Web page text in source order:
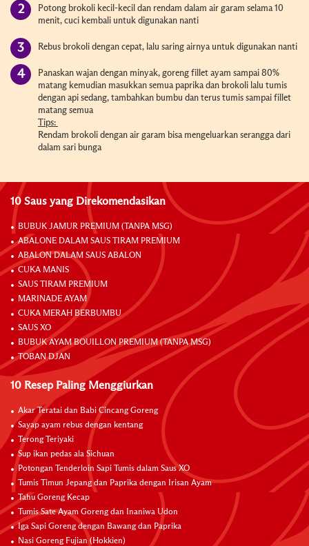
Potong brokoli kecil-kecil dan rendam dalam air garam selama 10
menit, cuci kembali untuk digunakan nanti
Rebus brokoli dengan cepat, lalu saring airnya untuk digunakan nanti
Panaskan wajan dengan minyak, goreng fillet ayam sampai 80%
matang kemudian masukkan semua paprika dan brokoli lalu tumis
dengan api sedang, tambahkan bumbu dan terus tumis sampai fillet
matang semua
Tips:
Rendam brokoli dengan air garam bisa mengeluarkan serangga dari
dalam sari bunga
10 Saus yang Direkomendasikan
BUBUK JAMUR PREMIUM (TANPA MSG)
ABALONE DALAM SAUS TIRAM PREMIUM
ABALON DALAM SAUS ABALON
CUKA MANIS
SAUS TIRAM PREMIUM
MARINADE AYAM
CUKA MERAH BERBUMBU
SAUS XO
BUBUK AYAM BOUILLON PREMIUM (TANPA MSG)
TOBAN DJAN
10 Resep Paling Menggiurkan
Akar Teratai dan Babi Cincang Goreng
Sayap ayam rebus dengan kentang
Terong Teriyaki
Sup ikan pedas ala Sichuan
Potongan Tenderloin Sapi Tumis dalam Saus XO
Tumis Timun Jepang dan Paprika dengan Irisan Ayam
Tahu Goreng Kecap
Tumis Sate Ayam Goreng dan Inaniwa Udon
Iga Sapi Goreng dengan Bawang dan Paprika
Nasi Goreng Fujian (Hokkien)